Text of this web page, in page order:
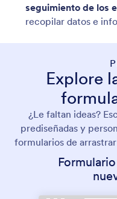
seguimiento de los
recopilar datos e
Explore
¿Le faltan ideas?
prediseñadas y
formularios de